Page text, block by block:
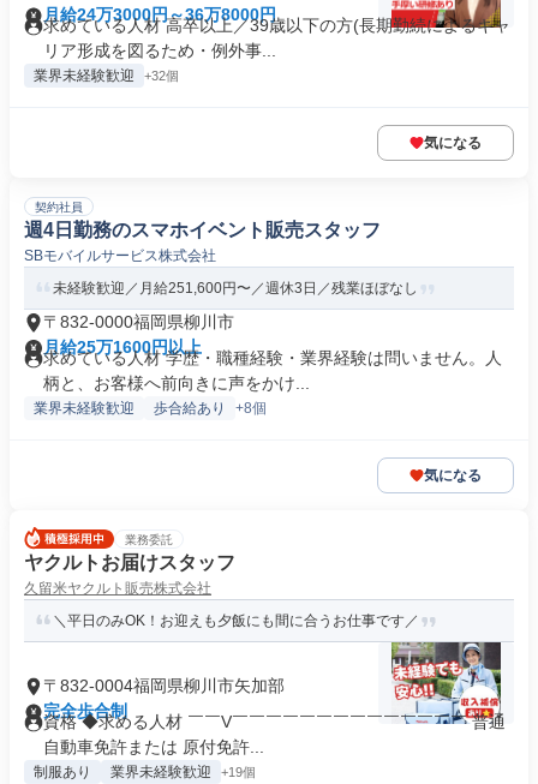
月給24万3000円～36万8000円
求めている人材 高卒以上／39歳以下の方(長期勤続によるキャ
リア形成を図るため・例外事...
業界未経験歓迎 +32個
気になる
契約社員
週4日勤務のスマホイベント販売スタッフ
SBモバイルサービス株式会社
未経験歓迎／月給251,600円〜／週休3日／残業ほぼなし
〒832-0000福岡県柳川市
月給25万1600円以上
求めている人材 学歴・職種経験・業界経験は問いません。人
柄と、お客様へ前向きに声をかけ...
業界未経験歓迎 歩合給あり +8個
気になる
業務委託
ヤクルトお届けスタッフ
久留米ヤクルト販売株式会社
＼平日のみOK！お迎えも夕飯にも間に合うお仕事です／
〒832-0004福岡県柳川市矢加部
完全歩合制
資格 ◆求める人材 ￣￣V￣￣￣￣￣￣￣￣￣￣￣￣￣￣ 普通
自動車免許または 原付免許...
制服あり 業界未経験歓迎 +19個